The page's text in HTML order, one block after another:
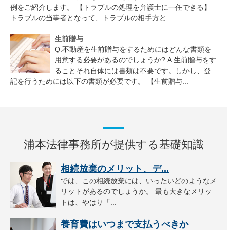
例をご紹介します。 【トラブルの処理を弁護士に一任できる】
トラブルの当事者となって、トラブルの相手方と...
生前贈与
Q.不動産を生前贈与をするためにはどんな書類を
用意する必要があるのでしょうか? A.生前贈与をす
ることそれ自体には書類は不要です。しかし、登
記を行うためには以下の書類が必要です。 【生前贈与...
浦本法律事務所が提供する基礎知識
相続放棄のメリット、デ...
では、この相続放棄には、いったいどのようなメ
リットがあるのでしょうか。 最も大きなメリッ
トは、やはり「...
養育費はいつまで支払うべきか